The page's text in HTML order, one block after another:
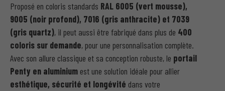
Proposé en coloris standards RAL 6005 (vert mousse),
9005 (noir profond), 7016 (gris anthracite) et 7039
(gris quartz), il peut aussi être fabriqué dans plus de 400
coloris sur demande, pour une personnalisation complète.
Avec son allure classique et sa conception robuste, le portail
Penty en aluminium est une solution idéale pour allier
esthétique, sécurité et longévité dans votre